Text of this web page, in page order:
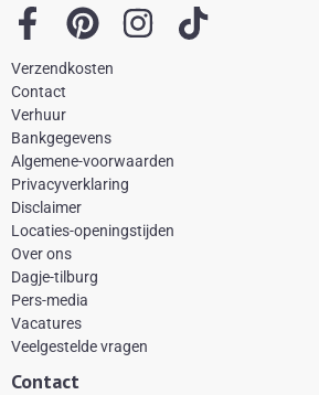
F
a
c
e
b
o
o
k
-
f
P
i
n
e
r
e
s
t
I
a
r
a
T
Verzendkosten
Contact
Verhuur
Bankgegevens
Algemene-voorwaarden
Privacyverklaring
Disclaimer
Locaties-openingstijden
Over ons
Dagje-tilburg
Pers-media
Vacatures
Veelgestelde vragen
Contact